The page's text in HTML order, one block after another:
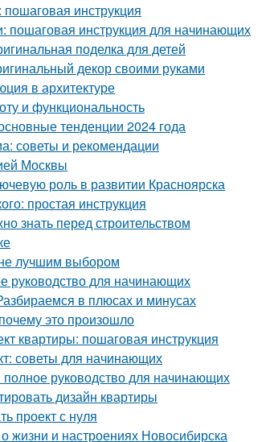
инструкция
пошаговая инструкция для начинающих
поделка для детей
декор своими руками
в архитектуре
и функциональность
тенденции 2024 года
советы и рекомендации
Москвы
роль в развитии Красноярска
простая инструкция
знать перед строительством
лучшим выбором
руководство для начинающих
в плюсах и минусах
это произошло
квартиры: пошаговая инструкция
советы для начинающих
руководство для начинающих
дизайн квартиры
проект с нуля
жизни и настроениях Новосибирска